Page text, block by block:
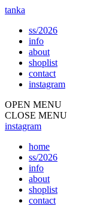
tanka
ss/2026
info
about
shoplist
contact
instagram
OPEN MENU
CLOSE MENU
instagram
home
ss/2026
info
about
shoplist
contact